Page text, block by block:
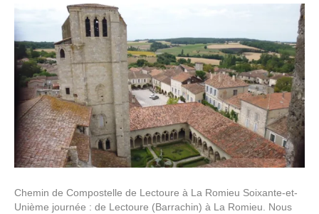
Chemin de Compostelle de Lectoure à La Romieu Soixante-et-
Unième journée : de Lectoure (Barrachin) à La Romieu. Nous